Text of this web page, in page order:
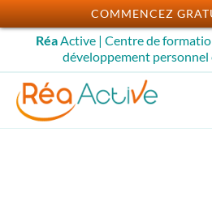
Passer
au
contenu
RéaActive | Centre de
développement
COMMENCEZ